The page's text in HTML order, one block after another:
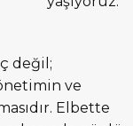
değil;
ve
Elbette